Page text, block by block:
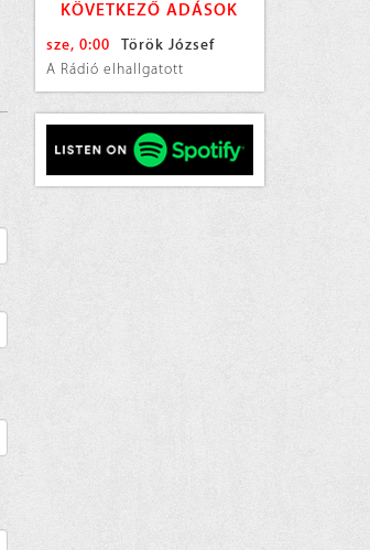
KÖVETKEZŐ ADÁSOK
sze, 0:00
Török József
A Rádió elhallgatott